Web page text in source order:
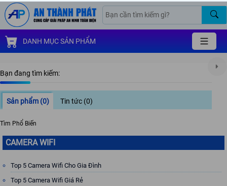
DANH MỤC SẢN PHẨM
Bạn đang tìm kiếm:
Sản phẩm (0) Tin tức (0)
Tìm Phổ Biến
CAMERA WIFI
Top 5 Camera Wifi Cho Gia Đình
Top 5 Camera Wifi Giá Rẻ